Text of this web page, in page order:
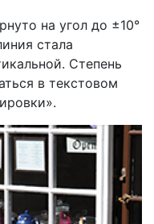
на угол до ±10°
стала
Степень
в текстовом